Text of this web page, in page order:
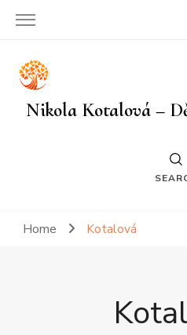
Nikola Kotalová –
Home Kotalová